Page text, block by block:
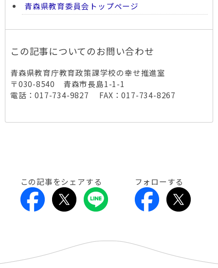
青森県教育委員会トップページ
この記事についてのお問い合わせ
青森県教育庁教育政策課学校の幸せ推進室
〒030-8540 青森市長島1-1-1
電話：017-734-9827 FAX：017-734-8267
この記事をシェアする フォローする